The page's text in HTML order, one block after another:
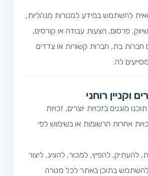
להשתמש במידע למטרות מנהליות,
פרסום, הצעות עבודה או קורסים,
חברות בת, חברות קשורות או צדדים
לה.
מוגנים בזכויות יוצרים, זכויות
אחרות הרשומות או בשימוש לפי
להעתיק, להפיץ, למכור, להציג, ליצור
להשתמש בתוכן באתר לכל מטרה